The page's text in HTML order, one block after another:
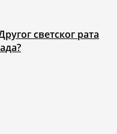
светског рата